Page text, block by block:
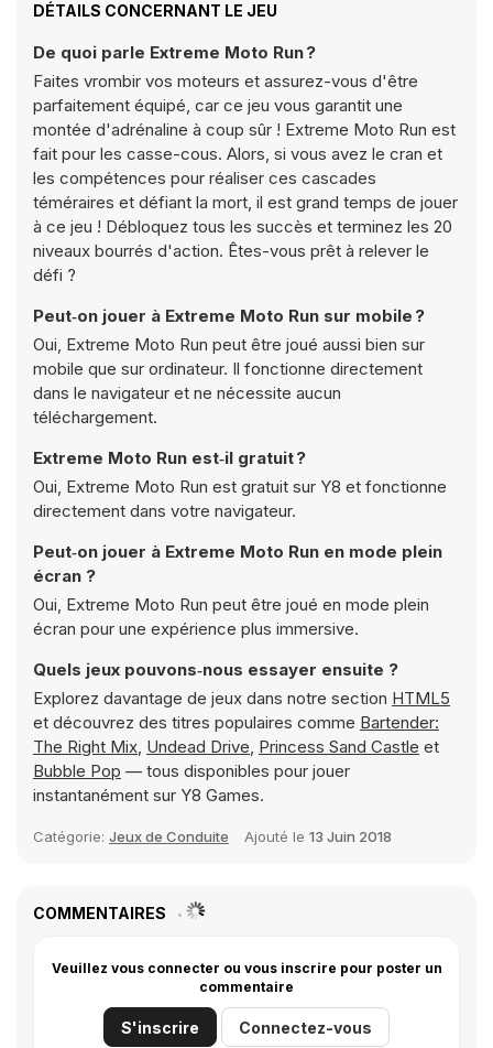
DÉTAILS CONCERNANT LE JEU
De quoi parle Extreme Moto Run ?
Faites vrombir vos moteurs et assurez-vous d'être
parfaitement équipé, car ce jeu vous garantit une
montée d'adrénaline à coup sûr ! Extreme Moto Run est
fait pour les casse-cous. Alors, si vous avez le cran et
les compétences pour réaliser ces cascades
téméraires et défiant la mort, il est grand temps de jouer
à ce jeu ! Débloquez tous les succès et terminez les 20
niveaux bourrés d'action. Êtes-vous prêt à relever le
défi ?
Peut‑on jouer à Extreme Moto Run sur mobile ?
Oui, Extreme Moto Run peut être joué aussi bien sur
mobile que sur ordinateur. Il fonctionne directement
dans le navigateur et ne nécessite aucun
téléchargement.
Extreme Moto Run est‑il gratuit ?
Oui, Extreme Moto Run est gratuit sur Y8 et fonctionne
directement dans votre navigateur.
Peut‑on jouer à Extreme Moto Run en mode plein
écran ?
Oui, Extreme Moto Run peut être joué en mode plein
écran pour une expérience plus immersive.
Quels jeux pouvons‑nous essayer ensuite ?
Explorez davantage de jeux dans notre section HTML5
et découvrez des titres populaires comme Bartender:
The Right Mix, Undead Drive, Princess Sand Castle et
Bubble Pop — tous disponibles pour jouer
instantanément sur Y8 Games.
Catégorie: Jeux de Conduite Ajouté le 13 Juin 2018
COMMENTAIRES
Veuillez vous connecter ou vous inscrire pour poster un
commentaire
S'inscrire Connectez-vous